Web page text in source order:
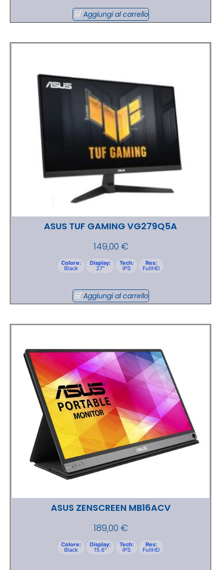
Aggiungi al carrello
ASUS TUF GAMING VG279Q5A
149,00 €
Colore:
Black
Display:
27"
Tech:
IPS
Res:
FullHD
Aggiungi al carrello
ASUS ZENSCREEN MB16ACV
189,00 €
Colore:
Black
Display:
15.6"
Tech:
IPS
Res:
FullHD